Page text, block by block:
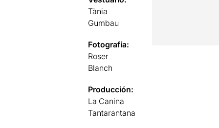
Tània
Gumbau
Fotografía:
Roser
Blanch
Producción:
La Canina
Tantarantana